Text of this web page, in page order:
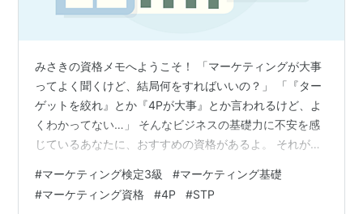
みさきの資格メモへようこそ！ 「マーケティングが大事
ってよく聞くけど、結局何をすればいいの？」 「『ター
ゲットを絞れ』とか『4Pが大事』とか言われるけど、よ
くわかってない…」 そんなビジネスの基礎力に不安を感
じているあなたに、おすすめの資格があるよ。 それが、
ケティング検定 3級」。 なんとこれ、「内閣府認定」の
資格なんだ！履歴書でのハクのつき方が段違いだよね。
#マーケティング検定3級 #マーケティング基礎
#マーケティング資格 #4P #STP